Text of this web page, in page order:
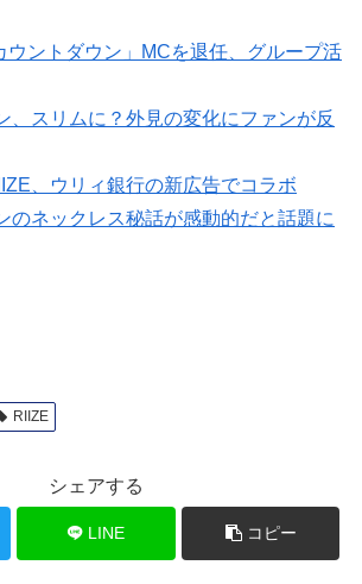
ウントダウン」MCを退任、グループ活
、スリムに？外見の変化にファンが反
、ウリィ銀行の新広告でコラボ
のネックレス秘話が感動的だと話題に
RIIZE
シェアする
LINE コピー